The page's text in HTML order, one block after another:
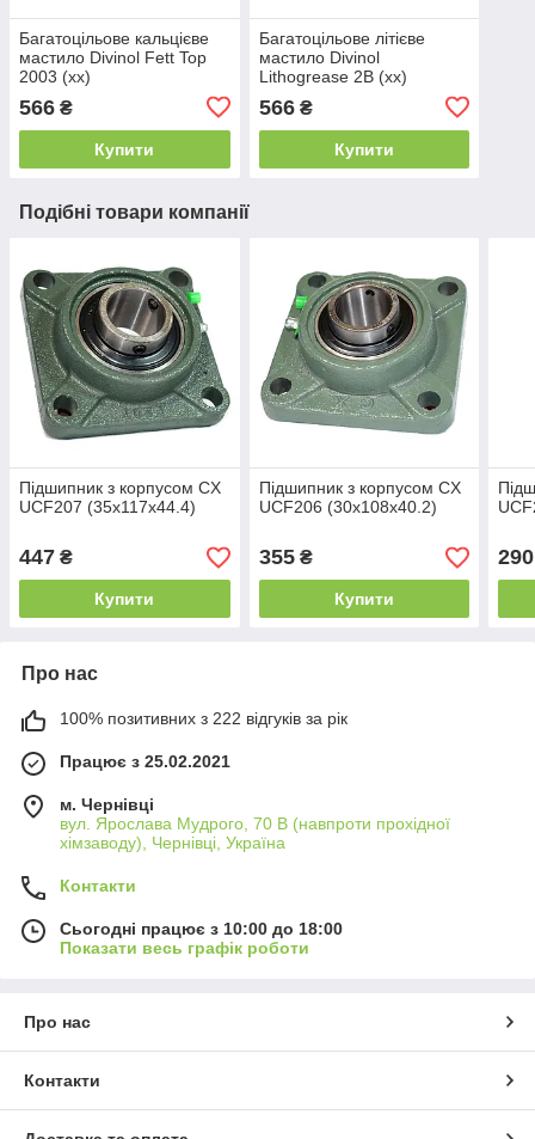
Багатоцільове кальцієве
мастило Divinol Fett Top
2003 (xx)
566 ₴
Купити
Багатоцільове літієве
мастило Divinol
Lithogrease 2B (xx)
566₴
Купити
Подібні товари компанії
Підшипник з корпусом CX
UCF207 (35x117x44.4)
447 ₴
Купити
Підшипник з корпусом CX
UCF206 (30x108x40.2)
355₴
Купити
290
Про нас
100% позитивних з 222 відгуків за рік
Працює з 25.02.2021
м. Чернівці
вул. Ярослава Мудрого, 70 В (навпроти прохідної
хімзаводу), Чернівці, Україна
Контакти
Сьогодні працює з 10:00 до 18:00
Показати весь графік роботи
Про нас
Контакти